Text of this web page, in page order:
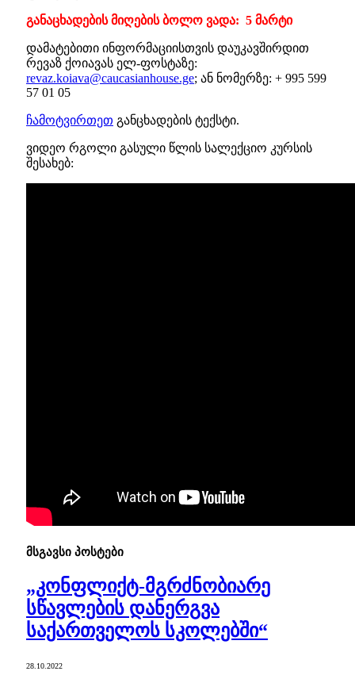
განაცხადების მიღების ბოლო ვადა: 5 მარტი
დამატებითი ინფორმაციისთვის დაუკავშირდით
რევაზ ქოიავას ელ-ფოსტაზე:
revaz.koiava@caucasianhouse.ge; ან ნომერზე: + 995 599
57 01 05
ჩამოტვირთეთ განცხადების ტექსტი.
ვიდეო რგოლი გასული წლის სალექციო კურსის
შესახებ:
მსგავსი პოსტები
„კონფლიქტ-მგრძნობიარე
სწავლების დანერგვა
საქართველოს სკოლებში“
28.10.2022